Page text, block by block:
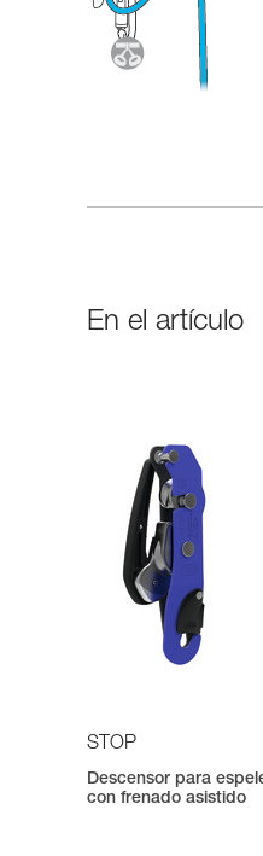
En el artículo
STOP
Descensor para
con frenado asistido